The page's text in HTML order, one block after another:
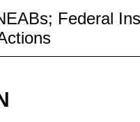
Federal